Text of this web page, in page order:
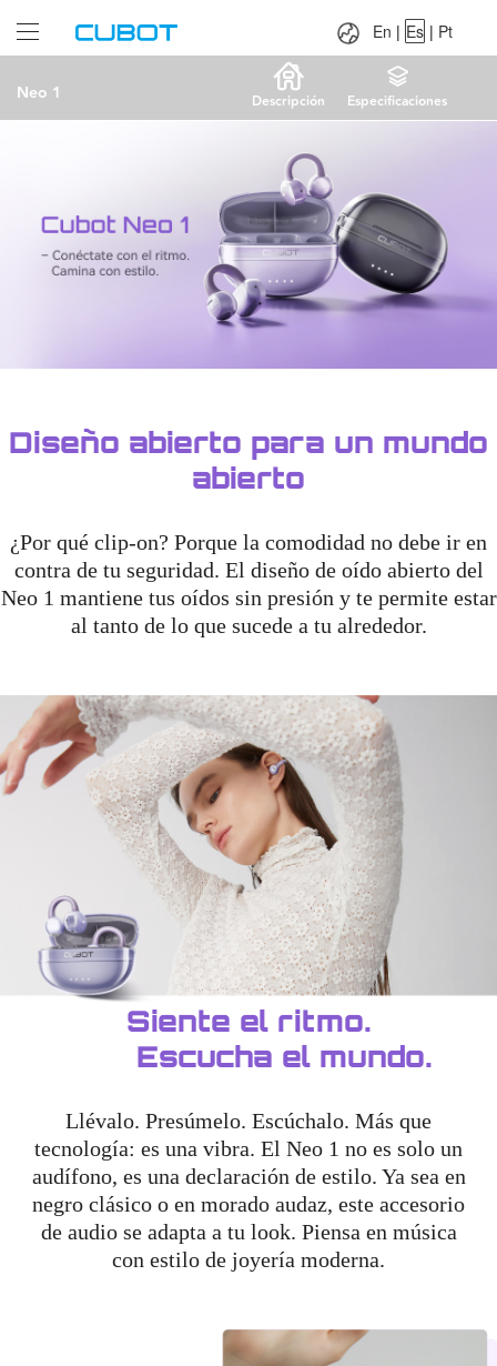
Neo 1 Descripción Especificaciones
Pt
En | Es | Pt
Diseño abierto para un mundo
abierto
¿Por qué clip-on? Porque la comodidad no debe ir en
contra de tu seguridad. El diseño de oído abierto del
Neo 1 mantiene tus oídos sin presión y te permite estar
al tanto de lo que sucede a tu alrededor.
Siente el ritmo.
Escucha el mundo.
Llévalo. Presúmelo. Escúchalo. Más que
tecnología: es una vibra. El Neo 1 no es solo un
audífono, es una declaración de estilo. Ya sea en
negro clásico o en morado audaz, este accesorio
de audio se adapta a tu look. Piensa en música
con estilo de joyería moderna.